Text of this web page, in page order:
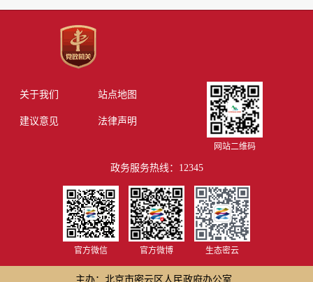
关于我们 站点地图
建议意见 法律声明
网站二维码
政务服务热线：12345
官方微信 官方微博 生态密云
主办：北京市密云区人民政府办公室